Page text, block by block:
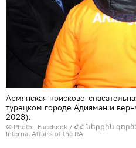
Армянская поисково-
турецком городе Адияман и
2023).
© Photo : Facebook / ՀՀ ներքին
Internal Affairs of the RA